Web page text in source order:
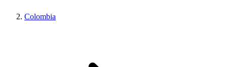
Colombia